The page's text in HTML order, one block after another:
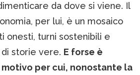
da dove si viene. Il
per lui, è un mosaico
onesti, turni sostenibili e
storie vere. E forse è
per cui, nonostante la